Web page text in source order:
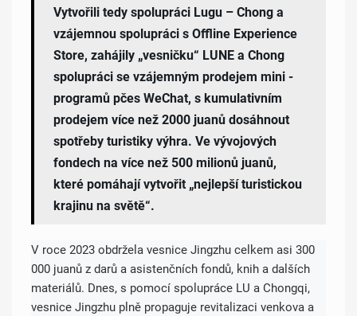
Vytvořili tedy spolupráci Lugu – Chong a
vzájemnou spolupráci s Offline Experience
Store, zahájily „vesničku“ LUNE a Chong
spolupráci se vzájemným prodejem mini -
programů pčes WeChat, s kumulativním
prodejem více než 2000 juanů dosáhnout
spotřeby turistiky výhra. Ve vývojových
fondech na více než 500 milionů juanů,
které pomáhají vytvořit „nejlepší turistickou
krajinu na světě“.
V roce 2023 obdržela vesnice Jingzhu celkem asi 300
000 juanů z darů a asistenčních fondů, knih a dalších
materiálů. Dnes, s pomocí spolupráce LU a Chongqi,
vesnice Jingzhu plně propaguje revitalizaci venkova a